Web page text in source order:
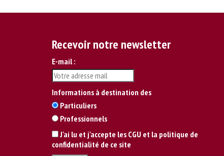
Recevoir notre newsletter
E-mail :
Informations à destination des
Particuliers
Professionnels
J'ai lu et j'accepte les CGU et la politique de
confidentialité de ce site